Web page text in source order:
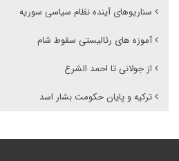
سناریوهای آینده نظام سیاسی سوریه
آموزه های رئالیستی سقوط شام
از جولانی تا احمد الشرع
ترکیه و پایان حکومت بشار اسد